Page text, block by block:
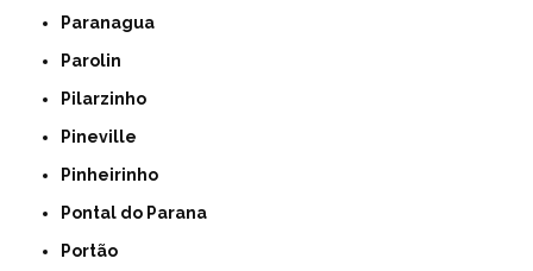
Paranagua
Parolin
Pilarzinho
Pineville
Pinheirinho
Pontal do Parana
Portão